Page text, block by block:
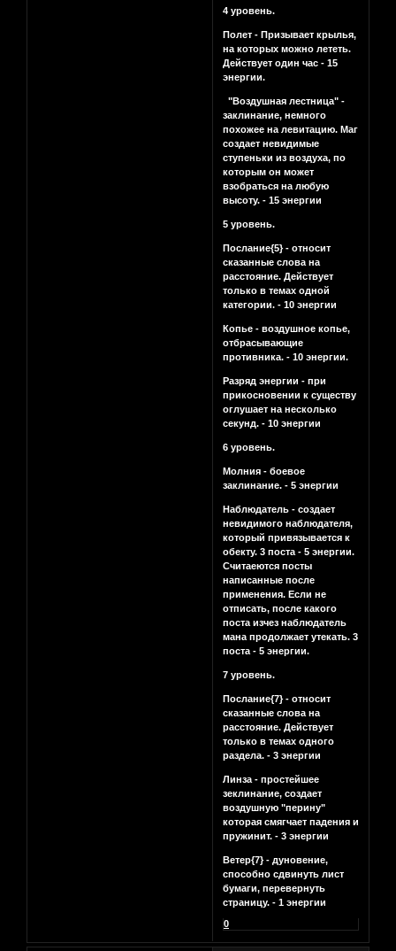
4 уровень.
Полет - Призывает крылья,
на которых можно лететь.
Действует один час - 15
энергии.
"Воздушная лестница" -
заклинание, немного
похожее на левитацию. Маг
создает невидимые
ступеньки из воздуха, по
которым он может
взобраться на любую
высоту. - 15 энергии
5 уровень.
Послание{5} - относит
сказанные слова на
расстояние. Действует
только в темах одной
категории. - 10 энергии
Копье - воздушное копье,
отбрасывающие
противника. - 10 энергии.
Разряд энергии - при
прикосновении к существу
оглушает на несколько
секунд. - 10 энергии
6 уровень.
Молния - боевое
заклинание. - 5 энергии
Наблюдатель - создает
невидимого наблюдателя,
который привязывается к
обекту. 3 поста - 5 энергии.
Считаеются посты
написанные после
применения. Если не
отписать, после какого
поста изчез наблюдатель
мана продолжает утекать. 3
поста - 5 энергии.
7 уровень.
Послание{7} - относит
сказанные слова на
расстояние. Действует
только в темах одного
раздела. - 3 энергии
Линза - простейшее
зеклинание, создает
воздушную "перину"
которая смягчает падения и
пружинит. - 3 энергии
Ветер{7} - дуновение,
способно сдвинуть лист
бумаги, перевернуть
страницу. - 1 энергии
0